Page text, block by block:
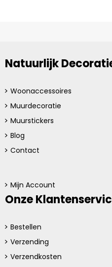
Natuurlijk
Woonaccessoires
Muurdecoratie
Muurstickers
Blog
Contact
Mijn Account
Onze
Bestellen
Verzending
Verzendkosten